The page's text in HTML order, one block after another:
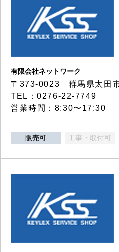
有限会社ネットワーク
〒373-0023 群馬県太田
TEL：0276-22-7749
営業時間：8:30〜17:30
販売可 工事・取付可